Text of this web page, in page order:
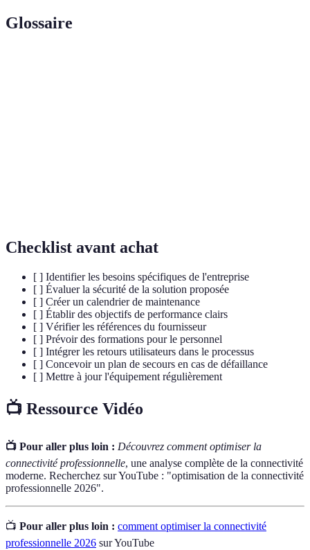
Glossaire
Checklist avant achat
[ ] Identifier les besoins spécifiques de l'entreprise
[ ] Évaluer la sécurité de la solution proposée
[ ] Créer un calendrier de maintenance
[ ] Établir des objectifs de performance clairs
[ ] Vérifier les références du fournisseur
[ ] Prévoir des formations pour le personnel
[ ] Intégrer les retours utilisateurs dans le processus
[ ] Concevoir un plan de secours en cas de défaillance
[ ] Mettre à jour l'équipement régulièrement
📺 Ressource Vidéo
📺 Pour aller plus loin : Découvrez comment optimiser la
connectivité professionnelle, une analyse complète de la connectivité
moderne. Recherchez sur YouTube : "optimisation de la connectivité
professionnelle 2026".
📺 Pour aller plus loin : comment optimiser la connectivité
professionnelle 2026 sur YouTube